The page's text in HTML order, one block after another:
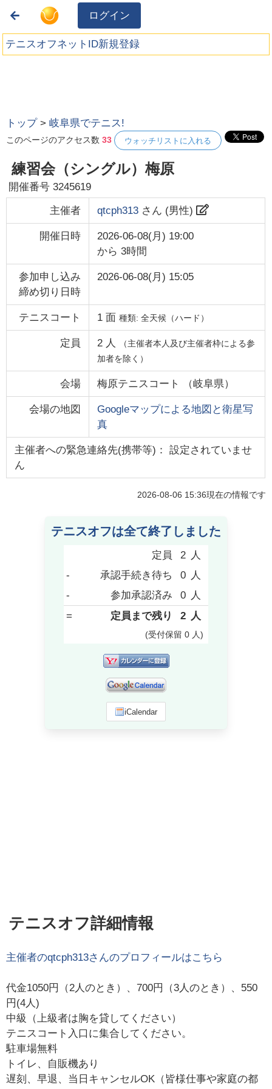
ログイン
テニスオフネットID新規登録
トップ >岐阜県でテニス!
このページのアクセス数33 ウォッチリストに入れる
練習会（シングル）梅原
開催番号3245619
主催者 qtcph313さん (男性)
開催日時
2026-06-08(月) 19:00
から 3時間
参加申し込み
締め切り日時
2026-06-08(月) 15:05
テニスコート 1面 種類: 全天候（ハード）
定員 2 人
（主催者本人及び主催者枠による参
加者を除く）
会場 梅原テニスコート （岐阜県）
会場の地図
Googleマップによる地図と衛星写
真
主催者への緊急連絡先(携帯等)： 設定されていませ
ん
2026-08-06 15:36現在の情報です
テニスオフは全て終了しました
定員 2 人
-
承認手続き待ち 0 人
-
参加承認済み 0 人
=
定員まで残り 2 人
(受付保留 0 人)
iCalendar
テニスオフ詳細情報
主催者のqtcph313さんのプロフィールはこちら
代金1050円（2人のとき）、700円（3人のとき）、550
円(4人)
中級（上級者は胸を貸してください）
テニスコート入口に集合してください。
駐車場無料
トイレ、自販機あり
遅刻、早退、当日キャンセルOK（皆様仕事や家庭の都